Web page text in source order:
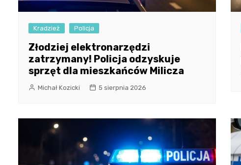
Kradzież Policja
Złodziej elektronarzędzi
zatrzymany! Policja odzyskuje
sprzęt dla mieszkańców Milicza
Michał Kozicki 5 sierpnia 2026